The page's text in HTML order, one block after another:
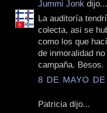
Jummi Jonk dijo...
La auditoría
colecta, asi se
como los que
de inmoralidad
campaña. Besos.
8 DE MAYO
Patricia dijo...